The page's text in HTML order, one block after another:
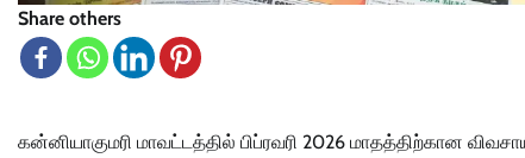
Share others
கன்னியாகுமரி மாவட்டத்தில் பிப்ரவரி 2026 மாதத்திற்கான